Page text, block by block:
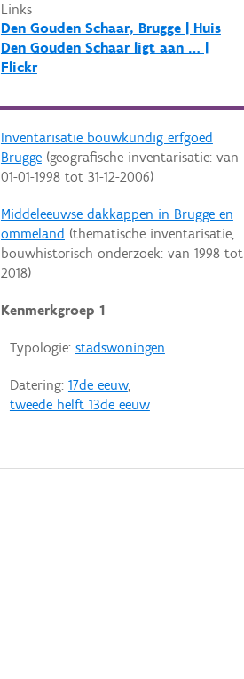
Links
Den Gouden Schaar, Brugge | Huis
Den Gouden Schaar ligt aan … |
Flickr
Inventarisatie bouwkundig erfgoed
Brugge(geografische inventarisatie: van
01-01-1998tot 31-12-2006)
Middeleeuwse dakkappen in Brugge en
ommeland (thematische inventarisatie,
bouwhistorisch onderzoek: van 1998tot
2018)
Kenmerkgroep 1
Typologie: stadswoningen
Datering: 17de eeuw,
tweede helft 13de eeuw